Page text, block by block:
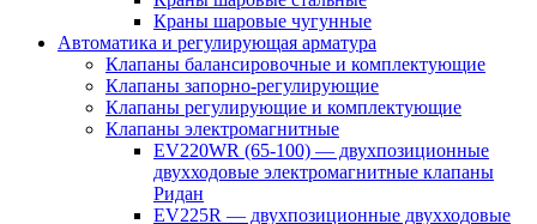
Краны шаровые чугунные
Автоматика и регулирующая арматура
Клапаны балансировочные и комплектующие
Клапаны запорно-регулирующие
Клапаны регулирующие и комплектующие
Клапаны электромагнитные
EV220WR (65-100) — двухпозиционные
двухходовые электромагнитные клапаны
Ридан
EV225R — двухпозиционные двухходовые